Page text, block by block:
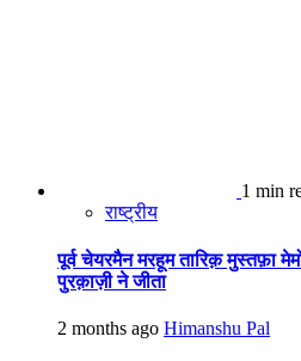
1 min
राष्ट्रीय
पूर्व चेयरमैन मरहूम तारिक़ मुस्तफ़ा
पुरक़ाज़ी ने जीता
2 months ago Himanshu Pal